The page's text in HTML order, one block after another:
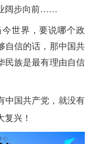
阔步向前……
世界，要说哪个政
自信的话，那中国共
民族是最有理由自信
中国共产党，就没有
兴！